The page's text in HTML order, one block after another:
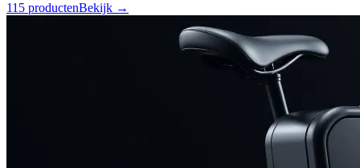
115 productenBekijk →